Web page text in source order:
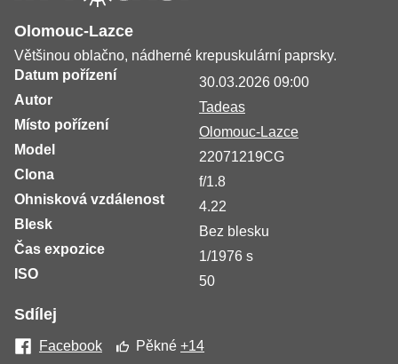
Olomouc-Lazce
Většinou oblačno, nádherné krepuskulární paprsky.
Datum pořízení
30.03.2026 09:00
Autor
Tadeas
Místo pořízení
Olomouc-Lazce
Model
22071219CG
Clona
f/1.8
Ohnisková vzdálenost
4.22
Blesk
Bez blesku
Čas expozice
1/1976 s
ISO
50
Sdílej
Facebook Pěkné+14